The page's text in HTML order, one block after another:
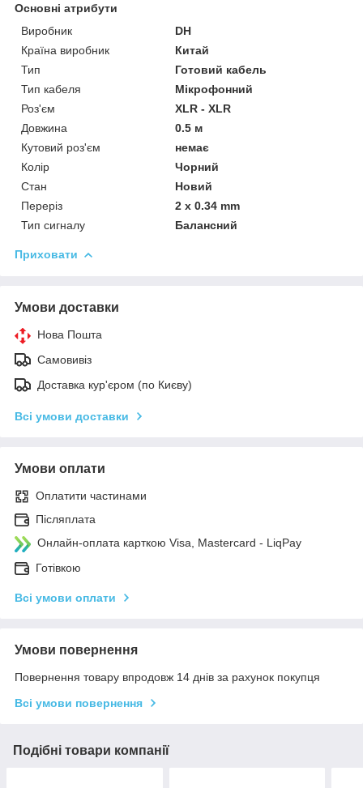
Основні атрибути
Виробник
DH
Країна виробник
Китай
Тип
Готовий кабель
Тип кабеля
Мікрофонний
Роз'єм
XLR - XLR
Довжина
0.5 м
Кутовий роз'єм
немає
Колір
Чорний
Стан
Новий
Переріз
2 x 0.34 mm
Тип сигналу
Балансний
Приховати
Умови доставки
Нова Пошта
Самовивіз
Доставка кур'єром (по Києву)
Всі умови доставки
Умови оплати
Оплатити частинами
Післяплата
Онлайн-оплата карткою Visa, Mastercard - LiqPay
Готівкою
Всі умови оплати
Умови повернення
Повернення товару впродовж 14 днів за рахунок покупця
Всі умови повернення
Подібні товари компанії